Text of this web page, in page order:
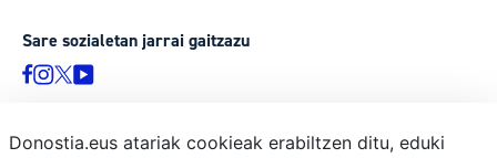
Sare sozialetan jarrai gaitzazu
Donostia.eus atariak cookieak erabiltzen ditu, eduki